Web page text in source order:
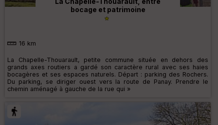
bocage et patrimoine
16 km
La Chapelle-Thouarault, petite commune située en dehors des
grands axes routiers a gardé son caractère rural avec ses haies
bocagères et ses espaces naturels. Départ : parking des Rochers.
Du parking, se diriger ouest vers la route de Panay. Prendre le
chemin aménagé à gauche de la rue qui »